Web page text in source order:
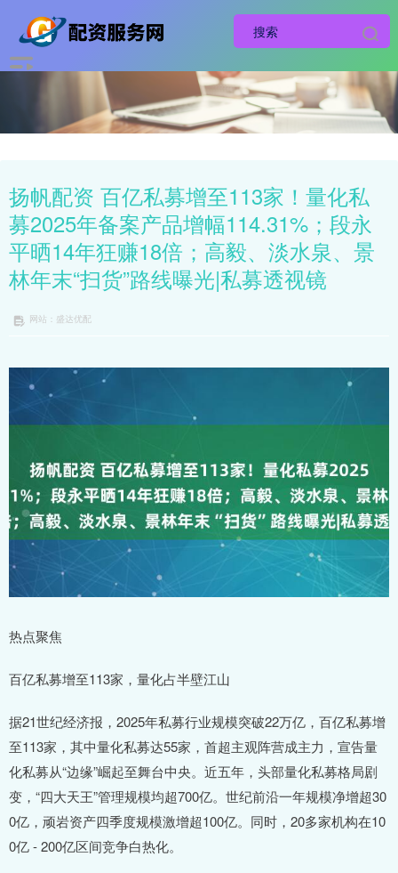
扬帆配资 百亿私募增至113家！量化私
募2025年备案产品增幅114.31%；段永
平晒14年狂赚18倍；高毅、淡水泉、景
林年末“扫货”路线曝光|私募透视镜
网站：盛达优配
热点聚焦
百亿私募增至113家，量化占半壁江山
据21世纪经济报，2025年私募行业规模突破22万亿，百亿私募增
至113家，其中量化私募达55家，首超主观阵营成主力，宣告量
化私募从“边缘”崛起至舞台中央。近五年，头部量化私募格局剧
变，“四大天王”管理规模均超700亿。世纪前沿一年规模净增超30
0亿，顽岩资产四季度规模激增超100亿。同时，20多家机构在10
0亿 - 200亿区间竞争白热化。